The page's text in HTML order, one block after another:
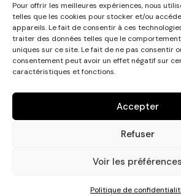
Pour offrir les meilleures expériences, nous
telles que les cookies pour stocker et/ou
appareils. Le fait de consentir à ces
traiter des données telles que le
uniques sur ce site. Le fait de ne pas consentir
consentement peut avoir un effet négatif sur
caractéristiques et fonctions.
Accepter
Refuser
Voir les préférences
Politique de
Suivez-nous
Studio Graphique AP